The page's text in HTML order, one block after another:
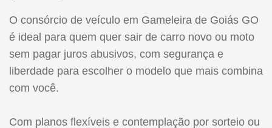
O consórcio de veículo em Gameleira de Goiás GO
é ideal para quem quer sair de carro novo ou moto
sem pagar juros abusivos, com segurança e
liberdade para escolher o modelo que mais combina
com você.
Com planos flexíveis e contemplação por sorteio ou